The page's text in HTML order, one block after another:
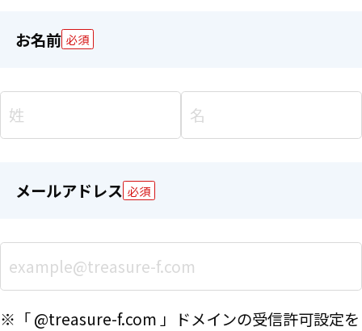
お名前 必須
メールアドレス 必須
※「 @treasure-f.com 」ドメインの受信許可設定を